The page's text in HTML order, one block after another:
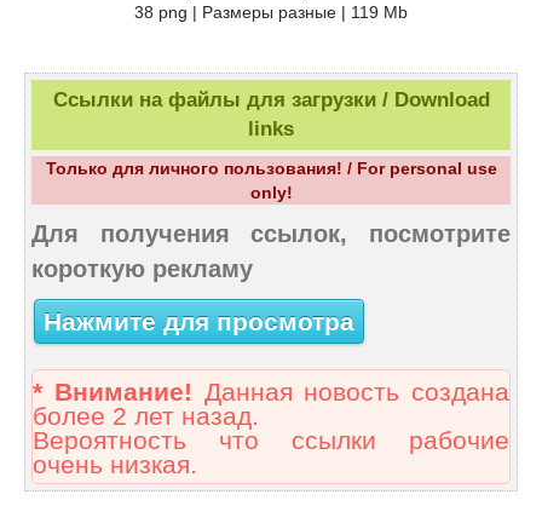
38 png | Размеры разные | 119 Mb
Ссылки на файлы для загрузки / Download
links
Только для личного пользования! / For personal use
only!
Для получения ссылок, посмотрите
короткую рекламу
Нажмите для просмотра
* Внимание! Данная новость создана
более 2 лет назад.
Вероятность что ссылки рабочие
очень низкая.